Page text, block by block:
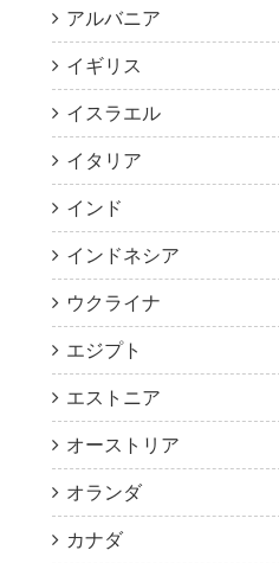
アルバニア
イギリス
イスラエル
イタリア
インド
インドネシア
ウクライナ
エジプト
エストニア
オーストリア
オランダ
カナダ